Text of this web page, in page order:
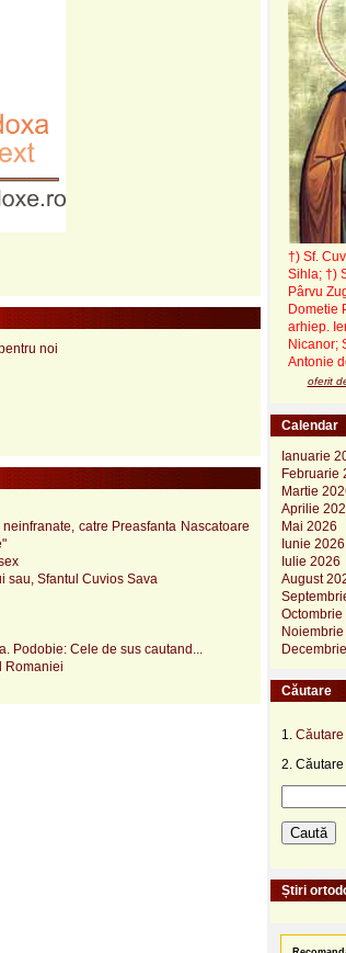
noi
catre Preasfanta Nascatoare
sau, Sfantul Cuvios Sava
Podobie: Cele de sus cautand...
Romaniei
†) Sf.
Sihla; †)
Pârvu
Dometie
arhiep.
Nicanor;
Antonie
oferit
Calendar
Ianuarie
Februarie
Martie
Aprilie
Mai 2026
Iunie 2026
Iulie 2026
August
Octombrie
Căutare
1.
2.
Știri